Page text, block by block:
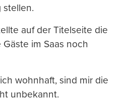
stellen.
auf der Titelseite die
Gäste im Saas noch
wohnhaft, sind mir die
unbekannt.